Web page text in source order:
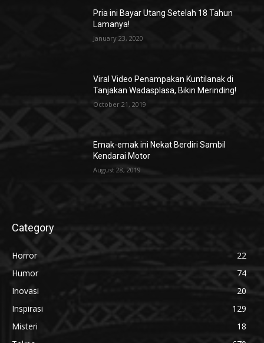
Pria ini Bayar Utang Setelah 18 Tahun
Lamanya!
January 23, 2020
Viral Video Penampakan Kuntilanak di
Tanjakan Wadasplasa, Bikin Merinding!
October 21, 2019
Emak-emak ini Nekat Berdiri Sambil
Kendarai Motor
August 28, 2019
Category
Horror
22
Humor
74
Inovasi
20
Inspirasi
129
Misteri
18